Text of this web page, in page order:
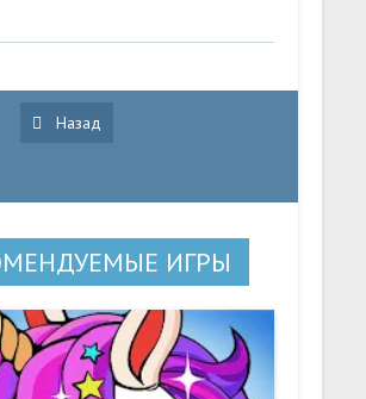
Назад
ИГРЫ